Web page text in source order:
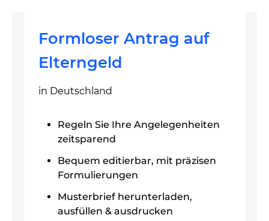
Formloser Antrag auf
Elterngeld
in Deutschland
Regeln Sie Ihre Angelegenheiten
zeitsparend
Bequem editierbar, mit präzisen
Formulierungen
Musterbrief herunterladen,
ausfüllen & ausdrucken